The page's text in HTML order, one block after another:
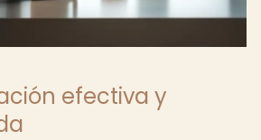
efectiva y